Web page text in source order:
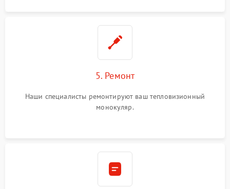
5. Ремонт
Наши специалисты ремонтируют ваш тепловизионный
монокуляр.